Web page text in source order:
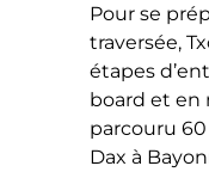
Pour se
traversée,
étapes
board et en
parcouru
Dax à